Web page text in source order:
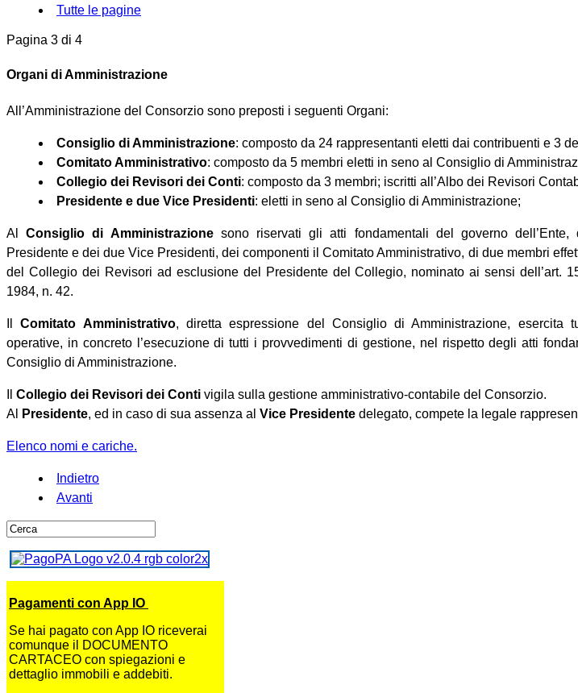
Tutte le pagine
Pagina 3 di 4
Organi di Amministrazione
All’Amministrazione del Consorzio sono preposti i seguenti Organi:
Consiglio di Amministrazione: composto da 24 rappresentanti eletti dai contribuenti e 3
Comitato Amministrativo: composto da 5 membri eletti in seno al Consiglio di
Collegio dei Revisori dei Conti: composto da 3 membri; iscritti all’Albo dei Revisori
Presidente e due Vice Presidenti: eletti in seno al Consiglio di Amministrazione;
AlConsiglio di Amministrazionesono riservati gli atti fondamentali del governo dell’Ente,
Presidente e dei due Vice Presidenti, dei componenti il Comitato Amministrativo, di due membri
del Collegio dei Revisori ad esclusione del Presidente del Collegio, nominato ai sensi dell’art.
1984, n. 42.
IlComitato Amministrativo, diretta espressione del Consiglio di Amministrazione, esercita
operative, in concreto l’esecuzione di tutti i provvedimenti di gestione, nel rispetto degli atti
Consiglio di Amministrazione.
Collegio dei Revisori dei Conti vigila sulla gestione amministrativo-contabile del Consorzio.
Al
Presidente, ed in caso di sua assenza al Vice Presidente delegato, compete la legale
Elenco nomi e cariche.
Indietro
Avanti
Pagamenti con App IO
Se hai pagato con App IO riceverai
comunque il DOCUMENTO
CARTACEO con spiegazioni e
dettaglio immobili e addebiti.